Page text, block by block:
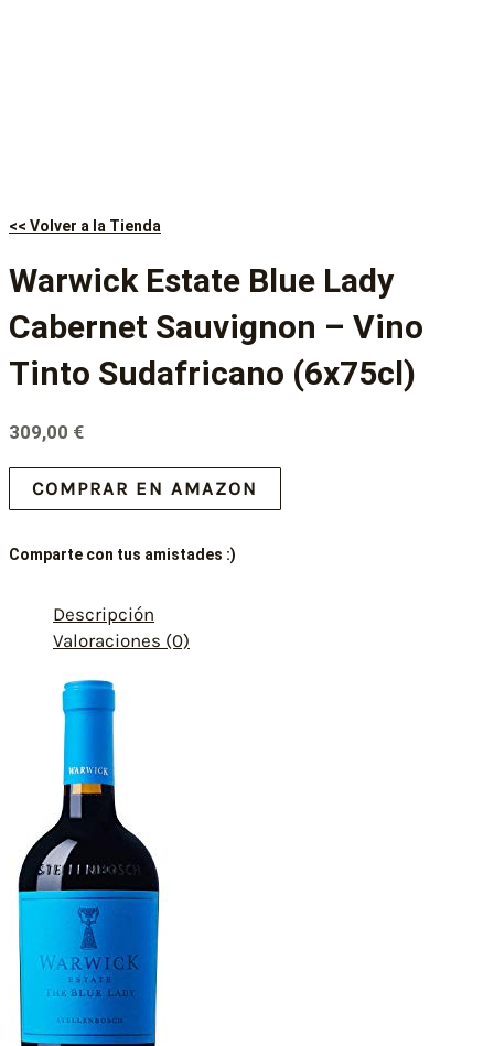
<< Volver a la Tienda
Warwick Estate Blue Lady
Cabernet Sauvignon – Vino
Tinto Sudafricano (6x75cl)
309,00 €
COMPRAR EN AMAZON
Comparte con tus amistades :)
Descripción
Valoraciones (0)